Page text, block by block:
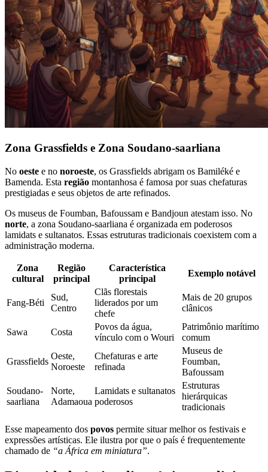
Zona Grassfields e Zona Soudano-saarliana
No oeste e no noroeste, os Grassfields abrigam os Bamiléké e
Bamenda. Esta região montanhosa é famosa por suas chefaturas
prestigiadas e seus objetos de arte refinados.
Os museus de Foumban, Bafoussam e Bandjoun atestam isso. No
norte, a zona Soudano-saarliana é organizada em poderosos
lamidats e sultanatos. Essas estruturas tradicionais coexistem com a
administração moderna.
Zona
cultural
Região
principal
Característica
principal
Exemplo notável
Fang-Béti
Sud,
Centro
Clãs florestais
liderados por um
chefe
Mais de 20 grupos
clânicos
Sawa Costa
Povos da água,
vínculo com o Wouri
Patrimônio marítimo
comum
Grassfields
Oeste,
Noroeste
Chefaturas e arte
refinada
Museus de
Foumban,
Bafoussam
Soudano-
saarliana
Norte,
Adamaoua
Lamidats e sultanatos
poderosos
Estruturas
hierárquicas
tradicionais
Esse mapeamento dos povos permite situar melhor os festivais e
expressões artísticas. Ele ilustra por que o país é frequentemente
chamado de “a África em miniatura”.